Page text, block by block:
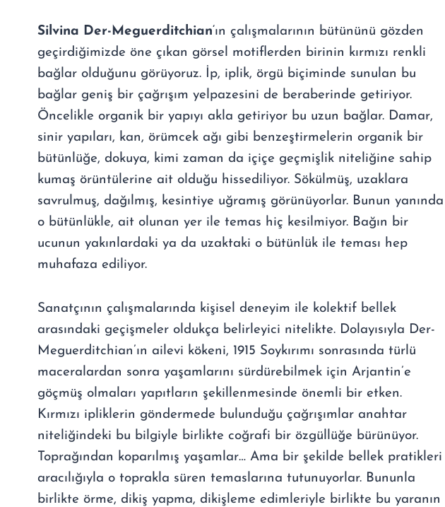
Silvina Der-Meguerditchian‘ın çalışmalarının bütününü gözden
geçirdiğimizde öne çıkan görsel motiflerden birinin kırmızı renkli
bağlar olduğunu görüyoruz. İp, iplik, örgü biçiminde sunulan bu
bağlar geniş bir çağrışım yelpazesini de beraberinde getiriyor.
Öncelikle organik bir yapıyı akla getiriyor bu uzun bağlar. Damar,
sinir yapıları, kan, örümcek ağı gibi benzeştirmelerin organik bir
bütünlüğe, dokuya, kimi zaman da içiçe geçmişlik niteliğine sahip
kumaş örüntülerine ait olduğu hissediliyor. Sökülmüş, uzaklara
savrulmuş, dağılmış, kesintiye uğramış görünüyorlar. Bunun yanında
o bütünlükle, ait olunan yer ile temas hiç kesilmiyor. Bağın bir
ucunun yakınlardaki ya da uzaktaki o bütünlük ile teması hep
muhafaza ediliyor.
Sanatçının çalışmalarında kişisel deneyim ile kolektif bellek
arasındaki geçişmeler oldukça belirleyici nitelikte. Dolayısıyla Der-
Meguerditchian’ın ailevi kökeni, 1915 Soykırımı sonrasında türlü
maceralardan sonra yaşamlarını sürdürebilmek için Arjantin’e
göçmüş olmaları yapıtların şekillenmesinde önemli bir etken.
Kırmızı ipliklerin göndermede bulunduğu çağrışımlar anahtar
niteliğindeki bu bilgiyle birlikte coğrafi bir özgüllüğe bürünüyor.
Toprağından koparılmış yaşamlar… Ama bir şekilde bellek pratikleri
aracılığıyla o toprakla süren temaslarına tutunuyorlar. Bununla
birlikte örme, dikiş yapma, dikişleme edimleriyle birlikte bu yaranın